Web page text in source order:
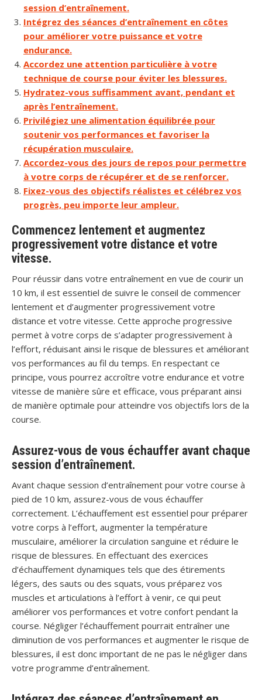
session d’entraînement.
Intégrez des séances d’entraînement en côtes
pour améliorer votre puissance et votre
endurance.
Accordez une attention particulière à votre
technique de course pour éviter les blessures.
Hydratez-vous suffisamment avant, pendant et
après l’entraînement.
Privilégiez une alimentation équilibrée pour
soutenir vos performances et favoriser la
récupération musculaire.
Accordez-vous des jours de repos pour permettre
à votre corps de récupérer et de se renforcer.
Fixez-vous des objectifs réalistes et célébrez vos
progrès, peu importe leur ampleur.
Commencez lentement et augmentez
progressivement votre distance et votre
vitesse.
Pour réussir dans votre entraînement en vue de courir un
10 km, il est essentiel de suivre le conseil de commencer
lentement et d’augmenter progressivement votre
distance et votre vitesse. Cette approche progressive
permet à votre corps de s’adapter progressivement à
l’effort, réduisant ainsi le risque de blessures et améliorant
vos performances au fil du temps. En respectant ce
principe, vous pourrez accroître votre endurance et votre
vitesse de manière sûre et efficace, vous préparant ainsi
de manière optimale pour atteindre vos objectifs lors de la
course.
Assurez-vous de vous échauffer avant chaque
session d’entraînement.
Avant chaque session d’entraînement pour votre course à
pied de 10 km, assurez-vous de vous échauffer
correctement. L’échauffement est essentiel pour préparer
votre corps à l’effort, augmenter la température
musculaire, améliorer la circulation sanguine et réduire le
risque de blessures. En effectuant des exercices
d’échauffement dynamiques tels que des étirements
légers, des sauts ou des squats, vous préparez vos
muscles et articulations à l’effort à venir, ce qui peut
améliorer vos performances et votre confort pendant la
course. Négliger l’échauffement pourrait entraîner une
diminution de vos performances et augmenter le risque de
blessures, il est donc important de ne pas le négliger dans
votre programme d’entraînement.